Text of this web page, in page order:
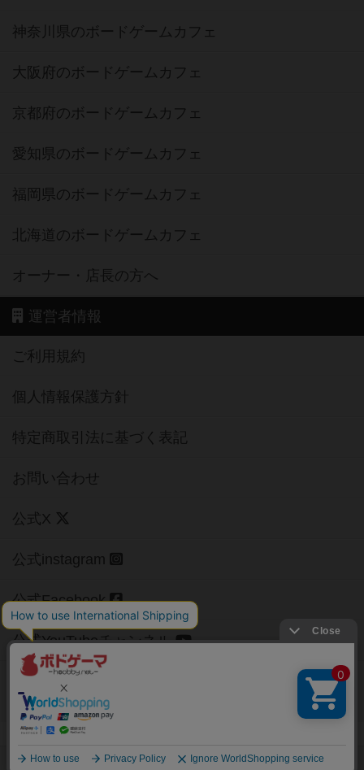
神奈川県のボードゲームカフェ
大阪府のボードゲームカフェ
京都府のボードゲームカフェ
愛知県のボードゲームカフェ
福岡県のボードゲームカフェ
北海道のボードゲームカフェ
オーナー・店長の方へ
運営者情報
ご利用規約
個人情報保護方針
特定商取引法に基づく表記
お問い合わせ
公式X
公式instagram
公式Facebook
公式YouTubeチャンネル